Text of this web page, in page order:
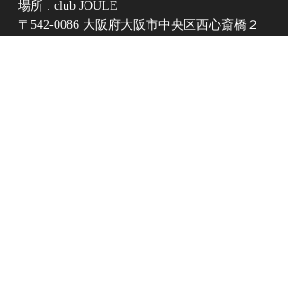
場所 : club JOULE
〒542-0086 大阪府大阪市中央区西心斎橋２